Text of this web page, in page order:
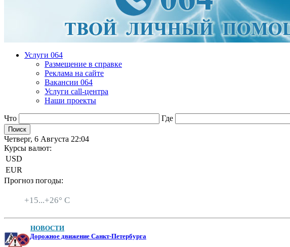
Услуги 064
Размещение в справке
Реклама на сайте
Вакансии 064
Услуги call-центра
Наши проекты
Что Где
Четверг, 6 Августа 22:04
Курсы валют:
USD
EUR
Прогноз погоды:
+15...+26° C
НОВОСТИ
Дорожное движение Санкт-Петербурга